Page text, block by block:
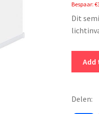
Bespaar:€
Dit
-
Add
Delen: